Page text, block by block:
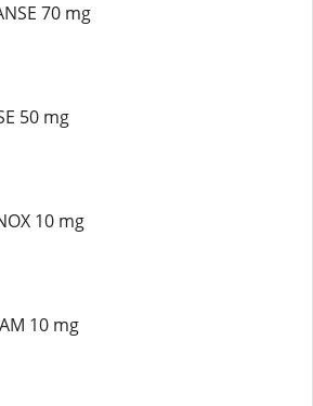
70 mg
50 mg
10 mg
10 mg